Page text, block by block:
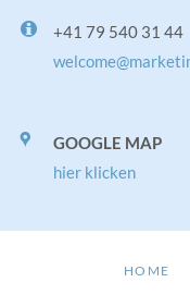
+41 79 540 31 44
GOOGLE MAP
hier klicken
HOME